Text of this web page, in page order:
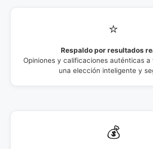
⭐
Respaldo por resultados
Opiniones y calificaciones auténticas a
una elección inteligente y
💰